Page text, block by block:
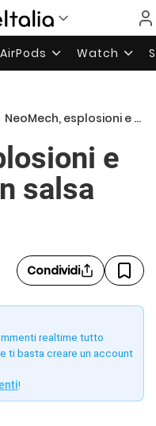
AirPods Watch
NeoMech, esplosioni e robot giganti in salsa retro
e
salsa
Condividi
realtime tutto
ti basta creare un account
!